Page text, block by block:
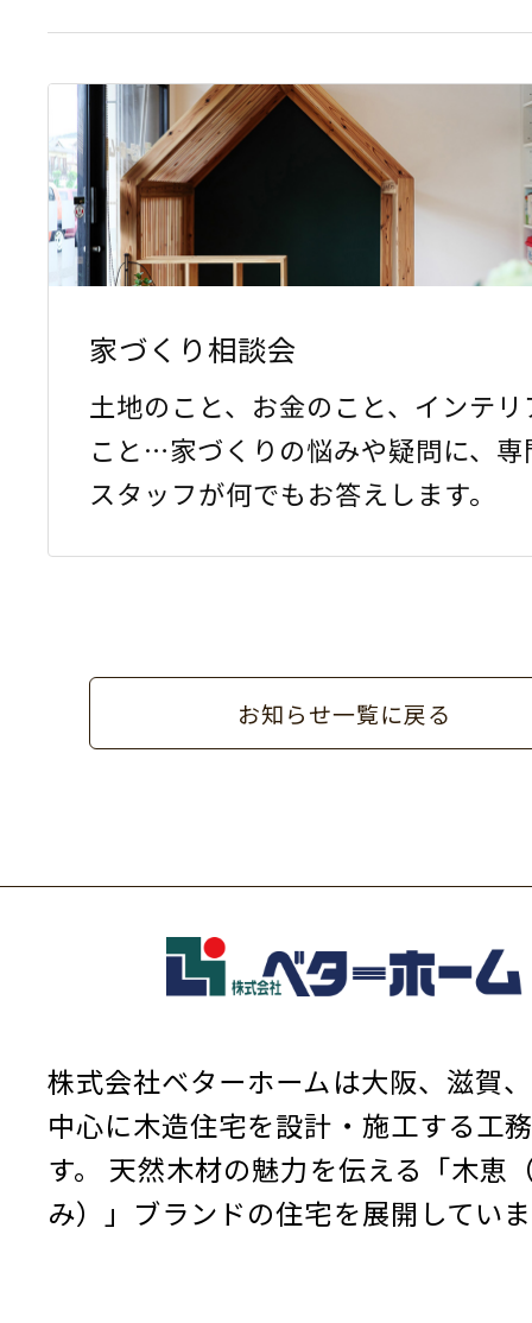
家づくり相談会
土地のこと、お金のこと、インテ
こと…家づくりの悩みや疑問に、専
スタッフが何でもお答えします。
お知らせ一覧に戻る
株式会社ベターホームは大阪、滋賀
中心に木造住宅を設計・施工する工
す。
天然木材の魅力を伝える「木恵
み）」ブランドの住宅を展開してい